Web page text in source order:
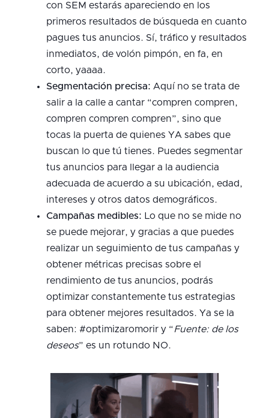
con SEM estarás apareciendo en los
primeros resultados de búsqueda en cuanto
pagues tus anuncios. Sí, tráfico y resultados
inmediatos, de volón pimpón, en fa, en
corto, yaaaa.
Segmentación precisa: Aquí no se trata de
salir a la calle a cantar “compren compren,
compren compren compren”, sino que
tocas la puerta de quienes YA sabes que
buscan lo que tú tienes. Puedes segmentar
tus anuncios para llegar a la audiencia
adecuada de acuerdo a su ubicación, edad,
intereses y otros datos demográficos.
Campañas medibles: Lo que no se mide no
se puede mejorar, y gracias a que puedes
realizar un seguimiento de tus campañas y
obtener métricas precisas sobre el
rendimiento de tus anuncios, podrás
optimizar constantemente tus estrategias
para obtener mejores resultados. Ya se la
saben: #optimizaromorir y “Fuente: de los
deseos” es un rotundo NO.